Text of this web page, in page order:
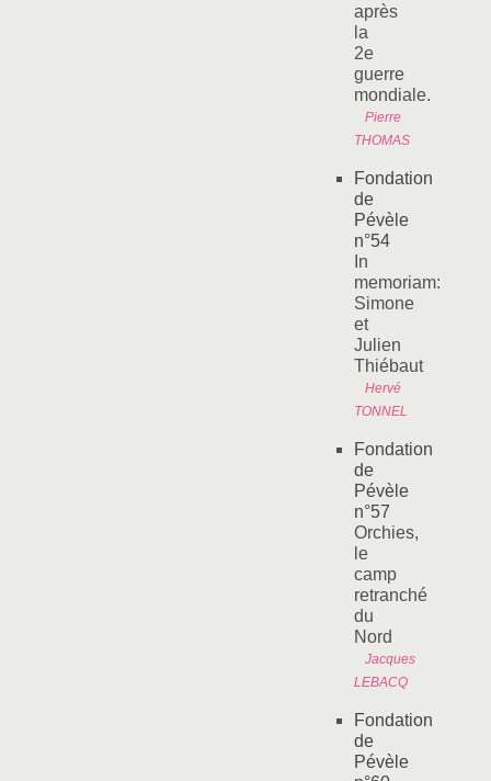
après
la
2e
guerre
mondiale.
Pierre
THOMAS
Fondation
de
Pévèle
n°54
In
memoriam:
Simone
et
Julien
Thiébaut
Hervé
TONNEL
Fondation
de
Pévèle
n°57
Orchies,
le
camp
retranché
du
Nord
Jacques
LEBACQ
Fondation
de
Pévèle